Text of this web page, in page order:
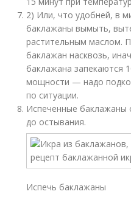
2) Или, что удобней, в
баклажаны вымыть,
растительным маслом.
баклажан насквозь,
баклажана запекаются
мощности — надо
по ситуации.
Испеченные баклажаны
до остывания.
Испечь баклажаны